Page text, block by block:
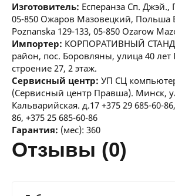
Изготовитель: Есперанза Сп. Джэй.,
05-850 Ожаров Мазовецкий, Польша
Poznanska 129-133, 05-850 Ozarow
Импортер: КОРПОРАТИВНЫЙ
район, пос. Боровляны, улица 40
строение 27, 2 этаж.
Сервисный центр: УП СЦ
(Сервисный центр Правша). Минск,
Кальварийская. д.17 +375 29 685-60-
86, +375 25 685-60-86
Гарантия: (мес): 360
отзывы (0)